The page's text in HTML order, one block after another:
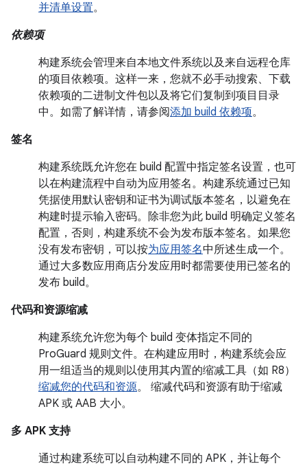
并清单设置。
依赖项
构建系统会管理来自本地文件系统以及来自远程仓库
的项目依赖项。这样一来，您就不必手动搜索、下载
依赖项的二进制文件包以及将它们复制到项目目录
中。如需了解详情，请参阅添加 build 依赖项。
签名
构建系统既允许您在 build 配置中指定签名设置，也可
以在构建流程中自动为应用签名。构建系统通过已知
凭据使用默认密钥和证书为调试版本签名，以避免在
构建时提示输入密码。除非您为此 build 明确定义签名
配置，否则，构建系统不会为发布版本签名。如果您
没有发布密钥，可以按为应用签名中所述生成一个。
通过大多数应用商店分发应用时都需要使用已签名的
发布 build。
代码和资源缩减
构建系统允许您为每个 build 变体指定不同的
ProGuard 规则文件。在构建应用时，构建系统会应
用一组适当的规则以使用其内置的缩减工具（如 R8）
缩减您的代码和资源。 缩减代码和资源有助于缩减
APK 或 AAB 大小。
多 APK 支持
通过构建系统可以自动构建不同的 APK，并让每个